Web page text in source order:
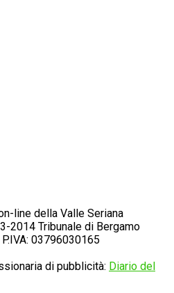
line della Valle Seriana
2014 Tribunale di Bergamo
03796030165
di pubblicità: Diario del